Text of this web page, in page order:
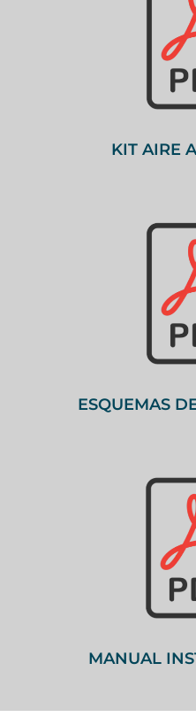
KIT AIRE
ESQUEMAS
MANUAL